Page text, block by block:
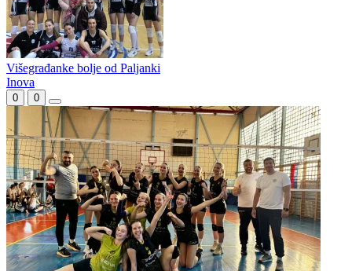
Radnik na plus deset
Jahorina gost lidera